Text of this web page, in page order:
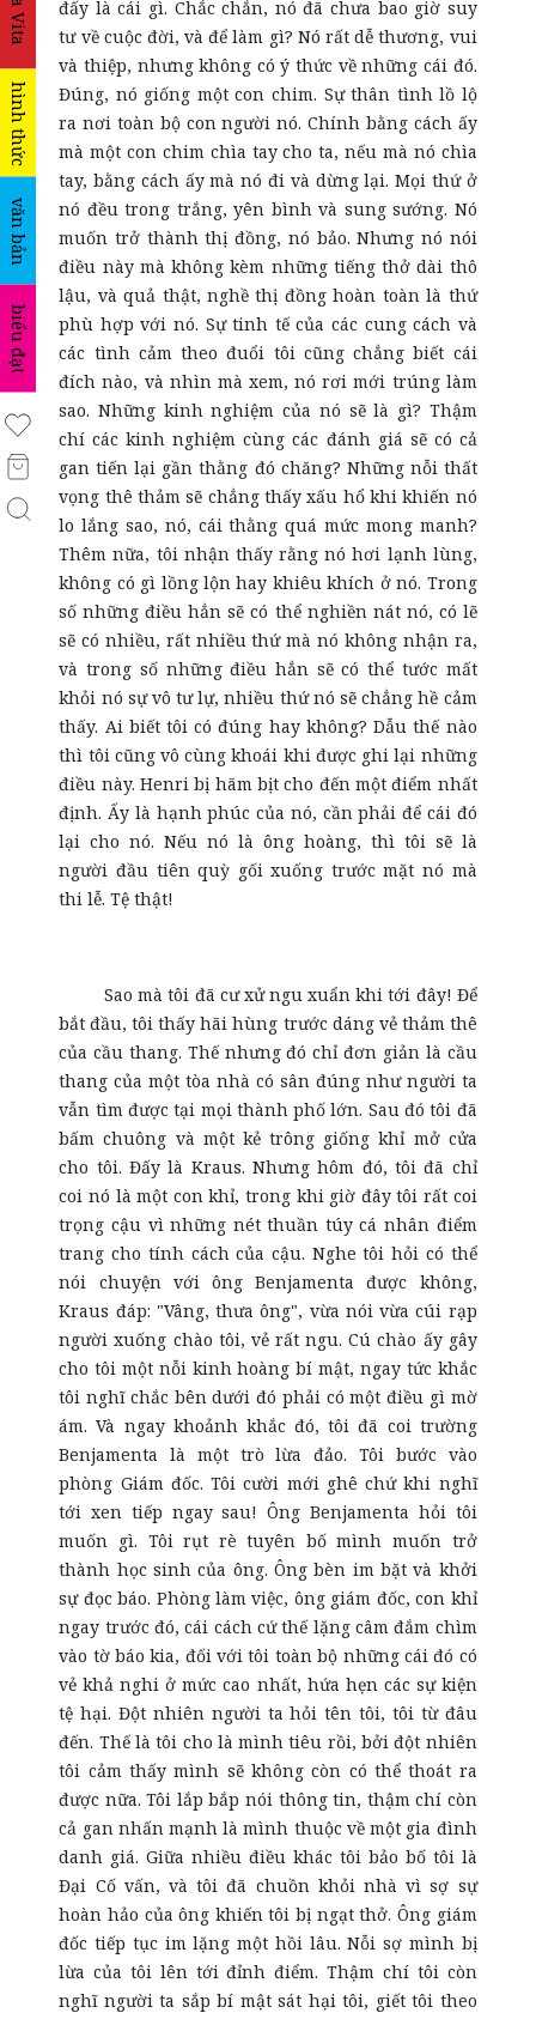
La Vita
hình thức
văn bản
biểu đạt
đấy là cái gì. Chắc chắn, nó đã chưa bao giờ suy
tư về cuộc đời, và để làm gì? Nó rất dễ thương, vui
và thiệp, nhưng không có ý thức về những cái đó.
Đúng, nó giống một con chim. Sự thân tình lồ lộ
ra nơi toàn bộ con người nó. Chính bằng cách ấy
mà một con chim chìa tay cho ta, nếu mà nó chìa
tay, bằng cách ấy mà nó đi và dừng lại. Mọi thứ ở
nó đều trong trắng, yên bình và sung sướng. Nó
muốn trở thành thị đồng, nó bảo. Nhưng nó nói
điều này mà không kèm những tiếng thở dài thô
lậu, và quả thật, nghề thị đồng hoàn toàn là thứ
phù hợp với nó. Sự tinh tế của các cung cách và
các tình cảm theo đuổi tôi cũng chẳng biết cái
đích nào, và nhìn mà xem, nó rơi mới trúng làm
sao. Những kinh nghiệm của nó sẽ là gì? Thậm
chí các kinh nghiệm cùng các đánh giá sẽ có cả
gan tiến lại gần thằng đó chăng? Những nỗi thất
vọng thê thảm sẽ chẳng thấy xấu hổ khi khiến nó
lo lắng sao, nó, cái thằng quá mức mong manh?
Thêm nữa, tôi nhận thấy rằng nó hơi lạnh lùng,
không có gì lồng lộn hay khiêu khích ở nó. Trong
số những điều hẳn sẽ có thể nghiền nát nó, có lẽ
sẽ có nhiều, rất nhiều thứ mà nó không nhận ra,
và trong số những điều hẳn sẽ có thể tước mất
khỏi nó sự vô tư lự, nhiều thứ nó sẽ chẳng hề cảm
thấy. Ai biết tôi có đúng hay không? Dẫu thế nào
thì tôi cũng vô cùng khoái khi được ghi lại những
điều này. Henri bị hãm bịt cho đến một điểm nhất
định. Ấy là hạnh phúc của nó, cần phải để cái đó
lại cho nó. Nếu nó là ông hoàng, thì tôi sẽ là
người đầu tiên quỳ gối xuống trước mặt nó mà
thi lễ. Tệ thật!
Sao mà tôi đã cư xử ngu xuẩn khi tới đây! Để
bắt đầu, tôi thấy hãi hùng trước dáng vẻ thảm thê
của cầu thang. Thế nhưng đó chỉ đơn giản là cầu
thang của một tòa nhà có sân đúng như người ta
vẫn tìm được tại mọi thành phố lớn. Sau đó tôi đã
bấm chuông và một kẻ trông giống khỉ mở cửa
cho tôi. Đấy là Kraus. Nhưng hôm đó, tôi đã chỉ
coi nó là một con khỉ, trong khi giờ đây tôi rất coi
trọng cậu vì những nét thuần túy cá nhân điểm
trang cho tính cách của cậu. Nghe tôi hỏi có thể
nói chuyện với ông Benjamenta được không,
Kraus đáp: "Vâng, thưa ông", vừa nói vừa cúi rạp
người xuống chào tôi, vẻ rất ngu. Cú chào ấy gây
cho tôi một nỗi kinh hoàng bí mật, ngay tức khắc
tôi nghĩ chắc bên dưới đó phải có một điều gì mờ
ám. Và ngay khoảnh khắc đó, tôi đã coi trường
Benjamenta là một trò lừa đảo. Tôi bước vào
phòng Giám đốc. Tôi cười mới ghê chứ khi nghĩ
tới xen tiếp ngay sau! Ông Benjamenta hỏi tôi
muốn gì. Tôi rụt rè tuyên bố mình muốn trở
thành học sinh của ông. Ông bèn im bặt và khởi
sự đọc báo. Phòng làm việc, ông giám đốc, con khỉ
ngay trước đó, cái cách cứ thế lặng câm đắm chìm
vào tờ báo kia, đối với tôi toàn bộ những cái đó có
vẻ khả nghi ở mức cao nhất, hứa hẹn các sự kiện
tệ hại. Đột nhiên người ta hỏi tên tôi, tôi từ đâu
đến. Thế là tôi cho là mình tiêu rồi, bởi đột nhiên
tôi cảm thấy mình sẽ không còn có thể thoát ra
được nữa. Tôi lắp bắp nói thông tin, thậm chí còn
cả gan nhấn mạnh là mình thuộc về một gia đình
danh giá. Giữa nhiều điều khác tôi bảo bố tôi là
Đại Cố vấn, và tôi đã chuồn khỏi nhà vì sợ sự
hoàn hảo của ông khiến tôi bị ngạt thở. Ông giám
đốc tiếp tục im lặng một hồi lâu. Nỗi sợ mình bị
lừa của tôi lên tới đỉnh điểm. Thậm chí tôi còn
nghĩ người ta sắp bí mật sát hại tôi, giết tôi theo